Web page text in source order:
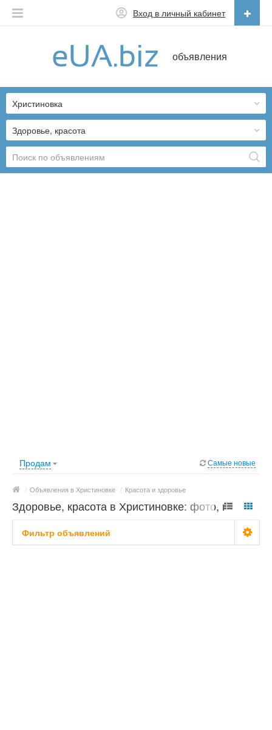
объявления
Вход в личный кабинет
Українська
Здоровье, красота
Христиновка
Продам Самые новые
/ Объявления в Христиновке / Красота и здоровье
Здоровье, красота в Христиновке: фото, цены
Фильтр объявлений